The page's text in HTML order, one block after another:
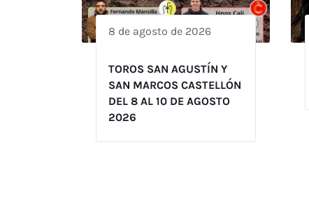
8 de agosto de 2026
TOROS SAN AGUSTÍN Y
SAN MARCOS CASTELLÓN
DEL 8 AL 10 DE AGOSTO
2026